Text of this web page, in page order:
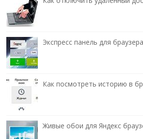
Экспресс панель для
Как посмотреть историю в
Живые обои для Яндекс